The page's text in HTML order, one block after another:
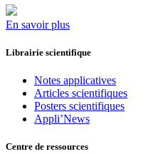
En savoir plus
Librairie scientifique
Notes applicatives
Articles scientifiques
Posters scientifiques
Appli’News
Centre de ressources